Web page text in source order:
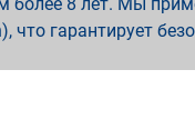
что гарантирует